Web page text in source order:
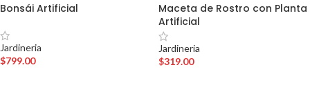
Bonsái Artificial
Jardineria
$799.00
Maceta de Rostro con Planta
Artificial
Jardineria
$319.00